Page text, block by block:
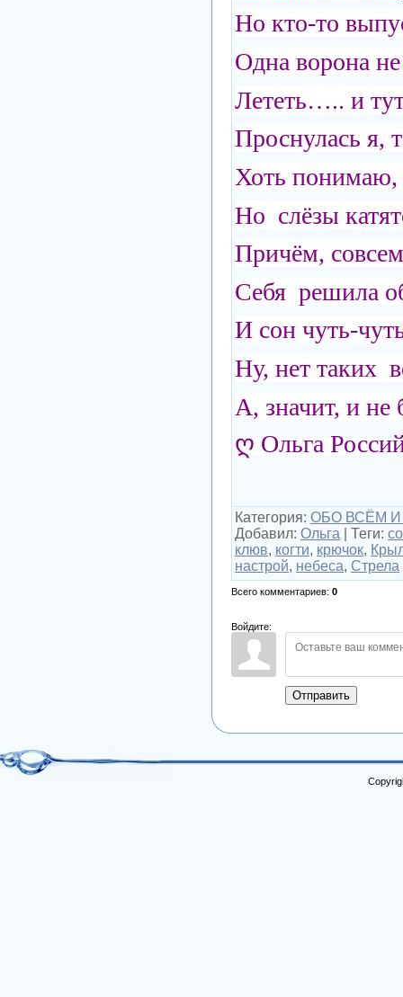
Но кто-то
Одна ворона
Лететь….. и
Проснулась я,
Хоть понимаю,
Но слёзы
Причём,
Себя решила
И сон чуть-
Ну, нет таких
А, значит, и не
ღ Ольга
Категория: ОБО ВСЁМ
Добавил: Ольга Теги:
клюв, когти, крючок,
настрой, небеса, Стрела
Всего комментариев: 0
Войдите:
Отправить